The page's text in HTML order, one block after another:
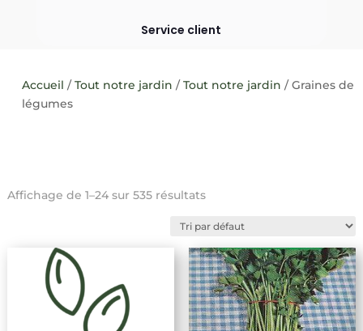
Service client
Accueil /Tout notre jardin /Tout notre jardin / Graines de
légumes
Affichage de 1–24 sur 535 résultats